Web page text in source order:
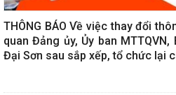
THÔNG BÁO Về việc thay đổi
quan Đảng ủy, Ủy ban
Đại Sơn sau sắp xếp, tổ chức lại